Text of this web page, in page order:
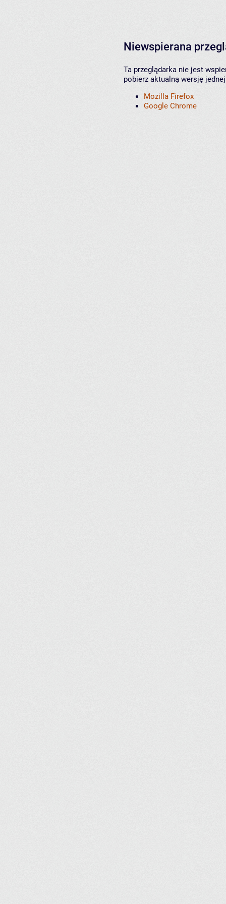
Niewspierana
Ta przeglądarka nie jest
pobierz aktualną wersję
Mozilla Firefox
Google Chrome